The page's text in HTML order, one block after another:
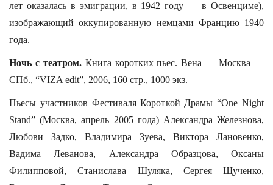
лет оказалась в эмиграции, в 1942 году — в Освенциме),
изображающий оккупированную немцами Францию 1940
года.
Ночь с театром.Книга коротких пьес. Вена — Москва —
СПб., “VIZA edit”, 2006, 160 стр., 1000 экз.
Пьесы участников Фестиваля Короткой Драмы “One Night
Stand” (Москва, апрель 2005 года) Александра Железнова,
Любови Задко, Владимира Зуева, Виктора Лановенко,
Вадима Леванова, Александра Образцова, Оксаны
Филипповой, Станислава Шуляка, Сергея Щученко,